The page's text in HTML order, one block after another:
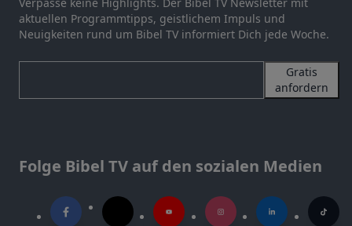
Verpasse keine Highlights. Der Bibel TV Newsletter mit
aktuellen Programmtipps, geistlichem Impuls und
Neuigkeiten rund um Bibel TV informiert Dich jede Woche.
Gratis
anfordern
Folge Bibel TV auf den sozialen Medien